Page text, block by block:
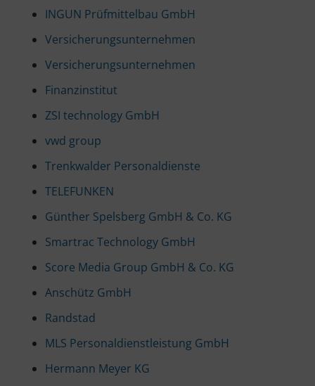
INGUN Prüfmittelbau GmbH
Versicherungsunternehmen
Versicherungsunternehmen
Finanzinstitut
ZSI technology GmbH
vwd group
Trenkwalder Personaldienste
TELEFUNKEN
Günther Spelsberg GmbH & Co. KG
Smartrac Technology GmbH
Score Media Group GmbH & Co. KG
Anschütz GmbH
Randstad
MLS Personaldienstleistung GmbH
Hermann Meyer KG